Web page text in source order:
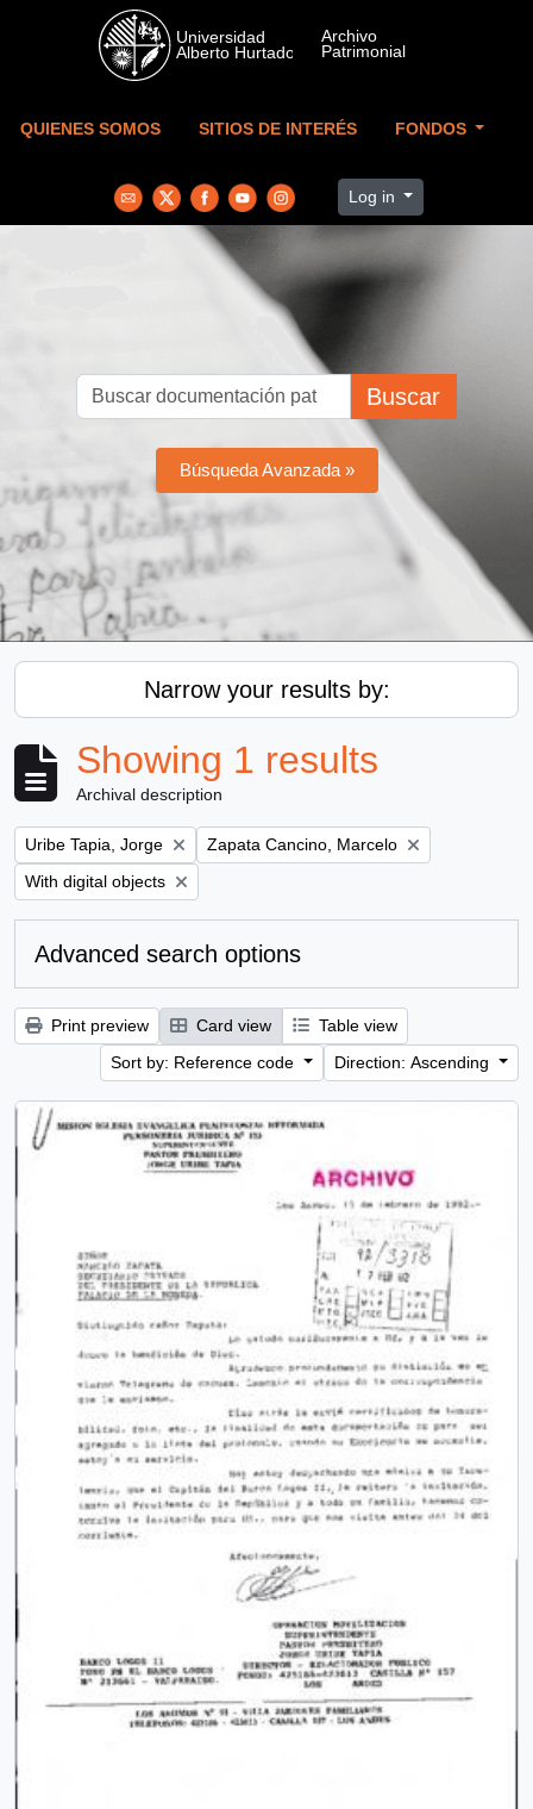
Skip to main content
QUIENES SOMOS SITIOS DE INTERÉS FONDOS
Log in
Buscar
Búsqueda Avanzada »
Narrow your results by:
Showing 1 results
Archival description
Remove filter:
Uribe Tapia, Jorge Remove filter:
Zapata Cancino, Marcelo
Remove filter:
With digital objects
Advanced search options
Print preview Card view
Table view
Sort by: Reference code
Direction: Ascending